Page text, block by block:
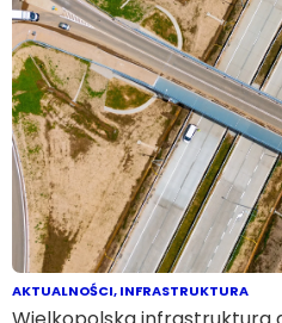
AKTUALNOŚCI,INFRASTRUKTURA